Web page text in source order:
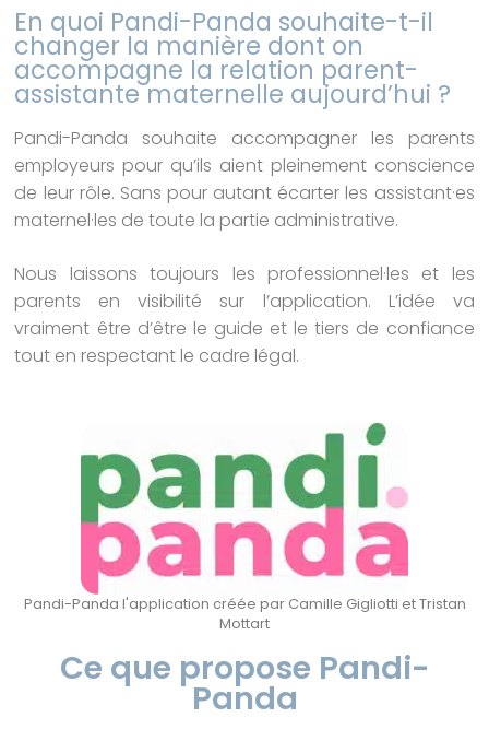
En quoi Pandi-Panda souhaite-t-il
changer la manière dont on
accompagne la relation parent-
assistante maternelle aujourd’hui ?
Pandi-Panda souhaite accompagner les parents
employeurs pour qu’ils aient pleinement conscience
de leur rôle. Sans pour autant écarter les assistant·es
maternel·les de toute la partie administrative.
Nous laissons toujours les professionnel·les et les
parents en visibilité sur l’application. L’idée va
vraiment être d’être le guide et le tiers de confiance
tout en respectant le cadre légal.
Pandi-Panda l'application créée par Camille Gigliotti et Tristan
Mottart
Ce que propose Pandi-
Panda